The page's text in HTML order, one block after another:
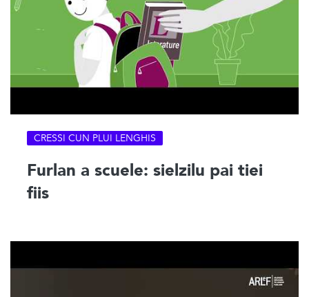
CRESSI CUN PLUI LENGHIS
Furlan a scuele: sielzilu pai tiei
fiis